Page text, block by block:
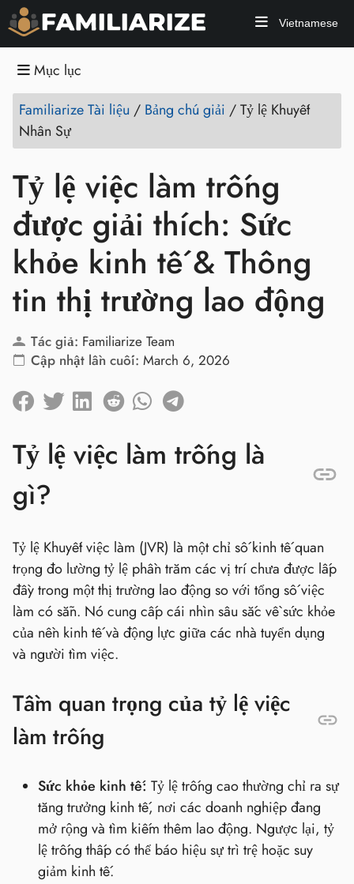
Vietnamese
Mục lục
Familiarize Tài liệu / Bảng chú giải /Tỷ lệ Khuyết
Nhân Sự
Tỷ lệ việc làm trống
được giải thích: Sức
khỏe kinh tế & Thông
tin thị trường lao động
Tác giả: Familiarize Team
Cập nhật lần cuối: March 6, 2026
Tỷ lệ việc làm trống là
gì?
Tỷ lệ Khuyết việc làm (JVR) là một chỉ số kinh tế quan
trọng đo lường tỷ lệ phần trăm các vị trí chưa được lấp
đầy trong một thị trường lao động so với tổng số việc
làm có sẵn. Nó cung cấp cái nhìn sâu sắc về sức khỏe
của nền kinh tế và động lực giữa các nhà tuyển dụng
và người tìm việc.
Tầm quan trọng của tỷ lệ việc
làm trống
Sức khỏe kinh tế: Tỷ lệ trống cao thường chỉ ra sự
tăng trưởng kinh tế, nơi các doanh nghiệp đang
mở rộng và tìm kiếm thêm lao động. Ngược lại, tỷ
lệ trống thấp có thể báo hiệu sự trì trệ hoặc suy
giảm kinh tế.